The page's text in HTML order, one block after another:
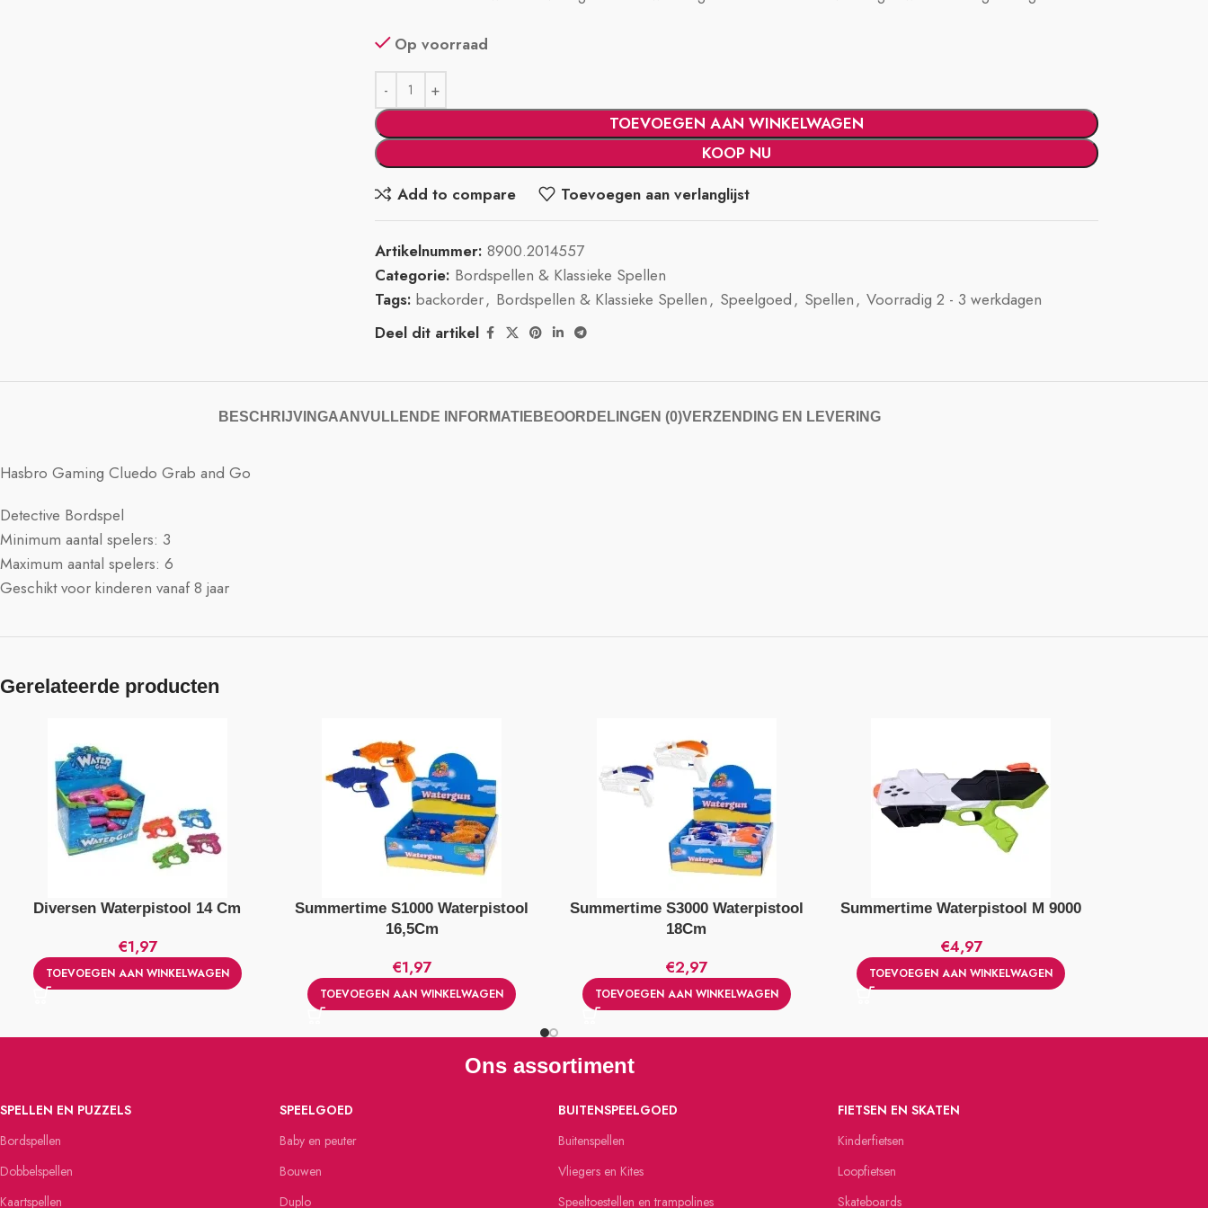
Op voorraad
TOEVOEGEN AAN WINKELWAGEN
KOOP NU
Add to compare
Toevoegen aan verlanglijst
Artikelnummer:8900.2014557
Categorie: Bordspellen & Klassieke Spellen
Tags: backorder, Bordspellen & Klassieke Spellen, Speelgoed, Spellen, Voorradig 2 - 3 werkdagen
Deel dit artikel
BESCHRIJVINGAANVULLENDE INFORMATIE BEOORDELINGEN (0)VERZENDING EN LEVERING
Hasbro Gaming Cluedo Grab and Go
Detective Bordspel
Minimum aantal spelers: 3
Maximum aantal spelers: 6
Geschikt voor kinderen vanaf 8 jaar
Gerelateerde producten
Diversen Waterpistool 14 Cm
€1,97
TOEVOEGEN AAN WINKELWAGEN
Summertime S1000 Waterpistool
16,5Cm
€1,97
TOEVOEGEN AAN WINKELWAGEN
Summertime S3000 Waterpistool
18Cm
€2,97
TOEVOEGEN AAN WINKELWAGEN
Summertime Waterpistool M 9000
€4,97
TOEVOEGEN AAN WINKELWAGEN
Ons assortiment
SPELLEN EN PUZZELS
Bordspellen
Dobbelspellen
Kaartspellen
SPEELGOED
Baby en peuter
Bouwen
Duplo
BUITENSPEELGOED
Buitenspellen
Vliegers en Kites
Speeltoestellen en trampolines
FIETSEN EN SKATEN
Kinderfietsen
Loopfietsen
Skateboards